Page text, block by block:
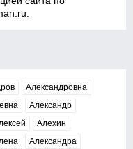
Александровна
Александр
Алехин
Александра